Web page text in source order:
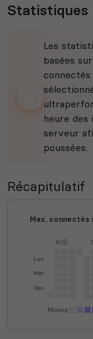
Statistiques
Les
basées
heure des
serveur
poussées.
Récapitulatif
Max. connectés
Lun
Mer
Ven
AOÛ
Moins